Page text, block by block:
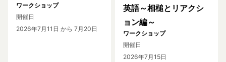
ワークショップ
開催日
2026年7月11日 から 7月20日
英語～相槌とリアクシ
ョン編～
ワークショップ
開催日
2026年7月15日